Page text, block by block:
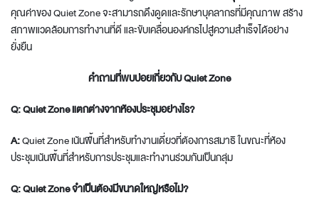
คุณค่าของ Quiet Zone จะสามารถดึงดูดและรักษาบุคลากรที่มีคุณภาพ สร้าง
สภาพแวดล้อมการทำงานที่ดี และขับเคลื่อนองค์กรไปสู่ความสำเร็จได้อย่าง
ยั่งยืน
คำถามที่พบบ่อยเกี่ยวกับ Quiet Zone
Q: Quiet Zone แตกต่างจากห้องประชุมอย่างไร?
A:Quiet Zone เน้นพื้นที่สำหรับทำงานเดี่ยวที่ต้องการสมาธิ ในขณะที่ห้อง
ประชุมเน้นพื้นที่สำหรับการประชุมและทำงานร่วมกันเป็นกลุ่ม
Q: Quiet Zone จำเป็นต้องมีขนาดใหญ่หรือไม่?